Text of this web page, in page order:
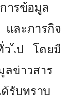
ารข้อมูล
ละภารกิจ
วไป โดยมี
ลข่าวสาร
รับทราบ